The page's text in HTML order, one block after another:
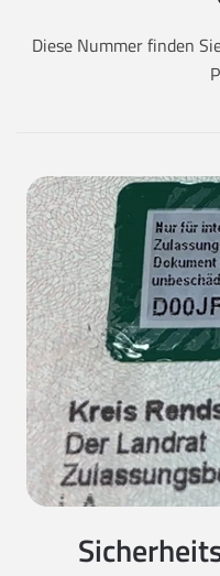
Diese Nummer finden